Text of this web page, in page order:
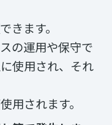
きます。
の運用や保守で
使用され、それ
用されます。